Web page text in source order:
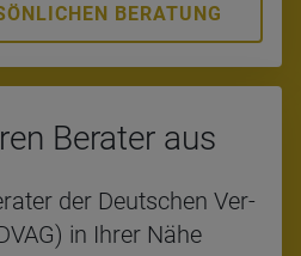
BERATUNG
Bera­ter aus
der Deut­schen Ver­
in Ihrer Nähe